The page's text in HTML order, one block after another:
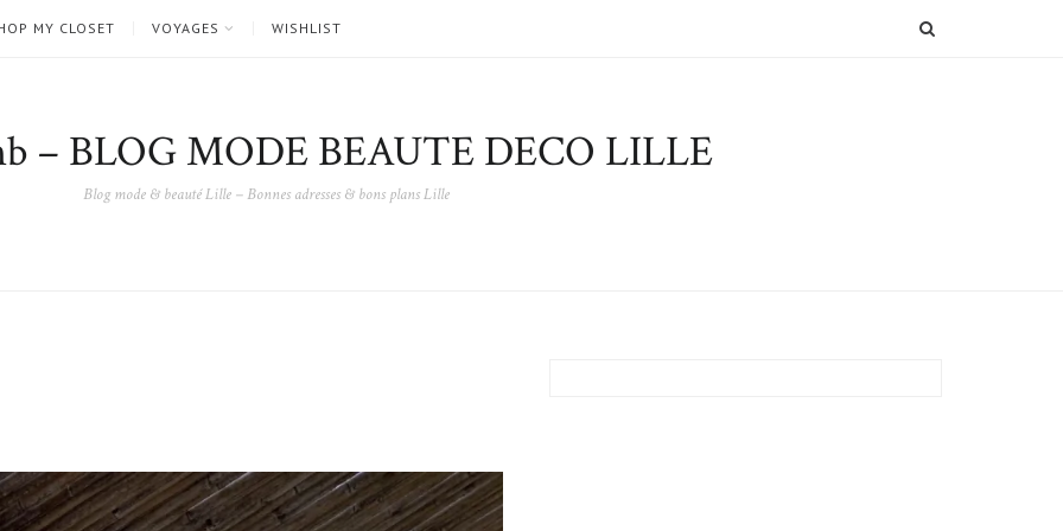
MY CLOSET VOYAGES WISHLIST
– BLOG MODE BEAUTE DECO LILLE
Blog mode & beauté Lille – Bonnes adresses & bons plans Lille